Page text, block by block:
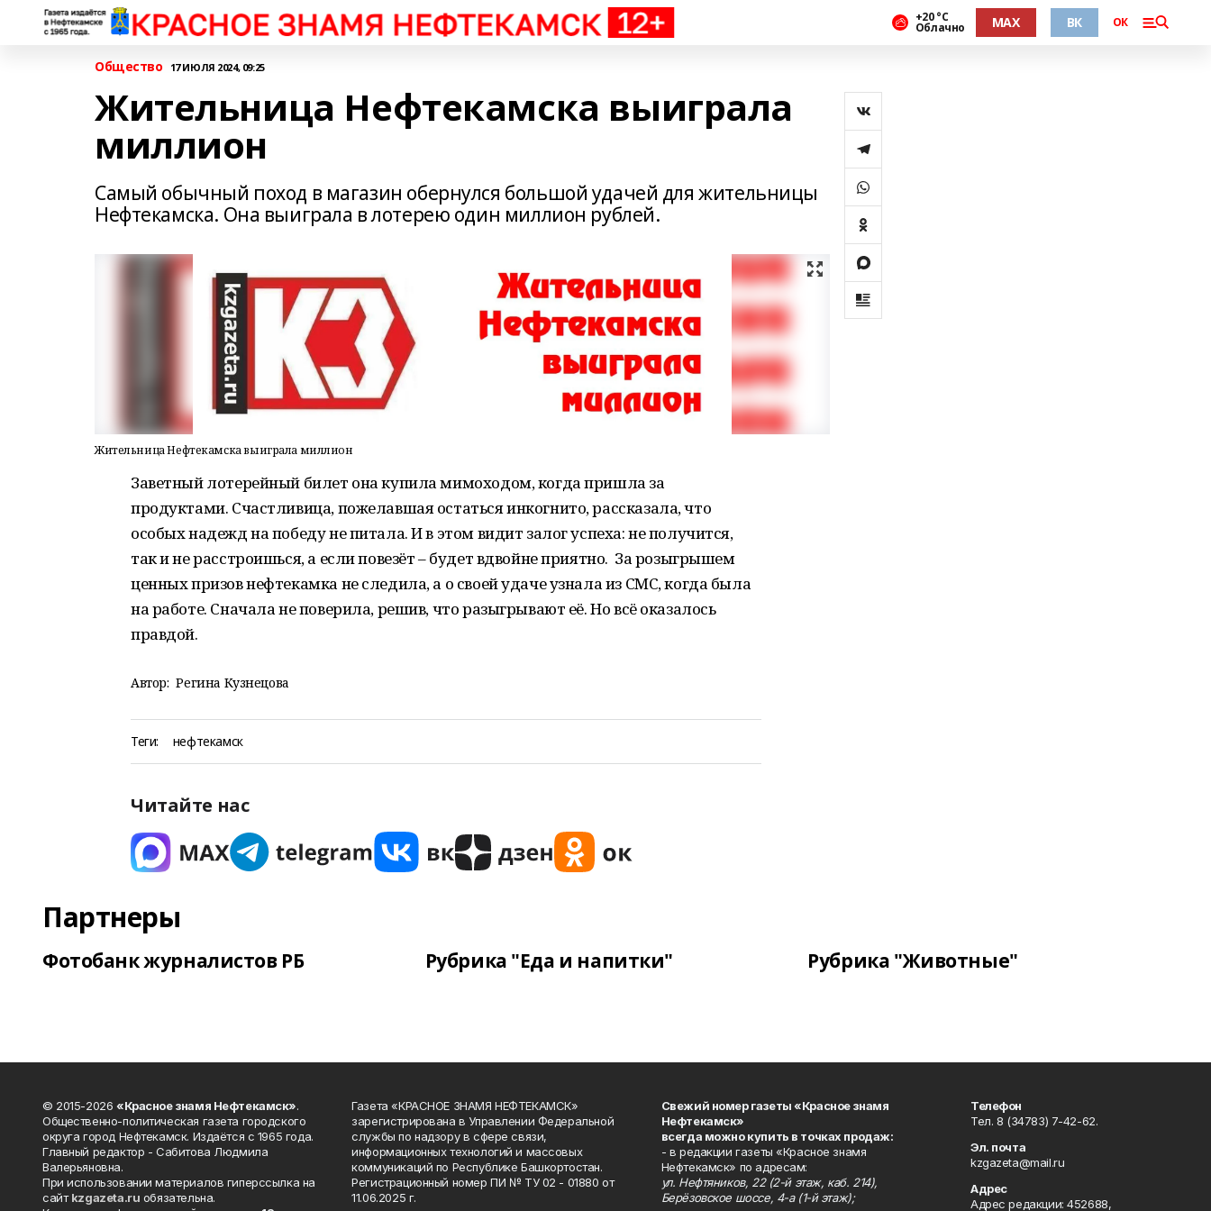
+20 °С
Облачно MAX ВК ОК
Общество 17 ИЮЛЯ 2024, 09:25
Жительница Нефтекамска выиграла
миллион
Самый обычный поход в магазин обернулся большой удачей для жительницы
Нефтекамска. Она выиграла в лотерею один миллион рублей.
Жительница Нефтекамска выиграла миллион
Заветный лотерейный билет она купила мимоходом, когда пришла за
продуктами. Счастливица, пожелавшая остаться инкогнито, рассказала, что
особых надежд на победу не питала. И в этом видит залог успеха: не получится,
так и не расстроишься, а если повезёт – будет вдвойне приятно. За розыгрышем
ценных призов нефтекамка не следила, а о своей удаче узнала из СМС, когда была
на работе. Сначала не поверила, решив, что разыгрывают её. Но всё оказалось
правдой.
Автор: Регина Кузнецова
Теги: нефтекамск
Читайте нас
Партнеры
Фотобанк журналистов РБ Рубрика "Еда и напитки" Рубрика "Животные"
© 2015-2026 «Красное знамя Нефтекамск».
Общественно-политическая газета городского
округа город Нефтекамск. Издаётся с 1965 года.
Главный редактор - Сабитова Людмила
Валерьяновна.
При использовании материалов гиперссылка на
сайтkzgazeta.ru обязательна.
Газета «КРАСНОЕ ЗНАМЯ НЕФТЕКАМСК»
зарегистрирована в Управлении Федеральной
службы по надзору в сфере связи,
информационных технологий и массовых
коммуникаций по Республике Башкортостан.
Регистрационный номер ПИ № ТУ 02 - 01880 от
11.06.2025 г.
Свежий номер газеты «Красное знамя
Нефтекамск»
всегда можно купить в точках продаж:
- в редакции газеты «Красное знамя
Нефтекамск» по адресам:
ул. Нефтяников, 22 (2-й этаж, каб. 214),
Берёзовское шоссе, 4-а (1-й этаж);
Телефон
Тел. 8 (34783) 7-42-62.
Эл. почта
kzgazeta@mail.ru
Адрес
Адрес редакции: 452688,